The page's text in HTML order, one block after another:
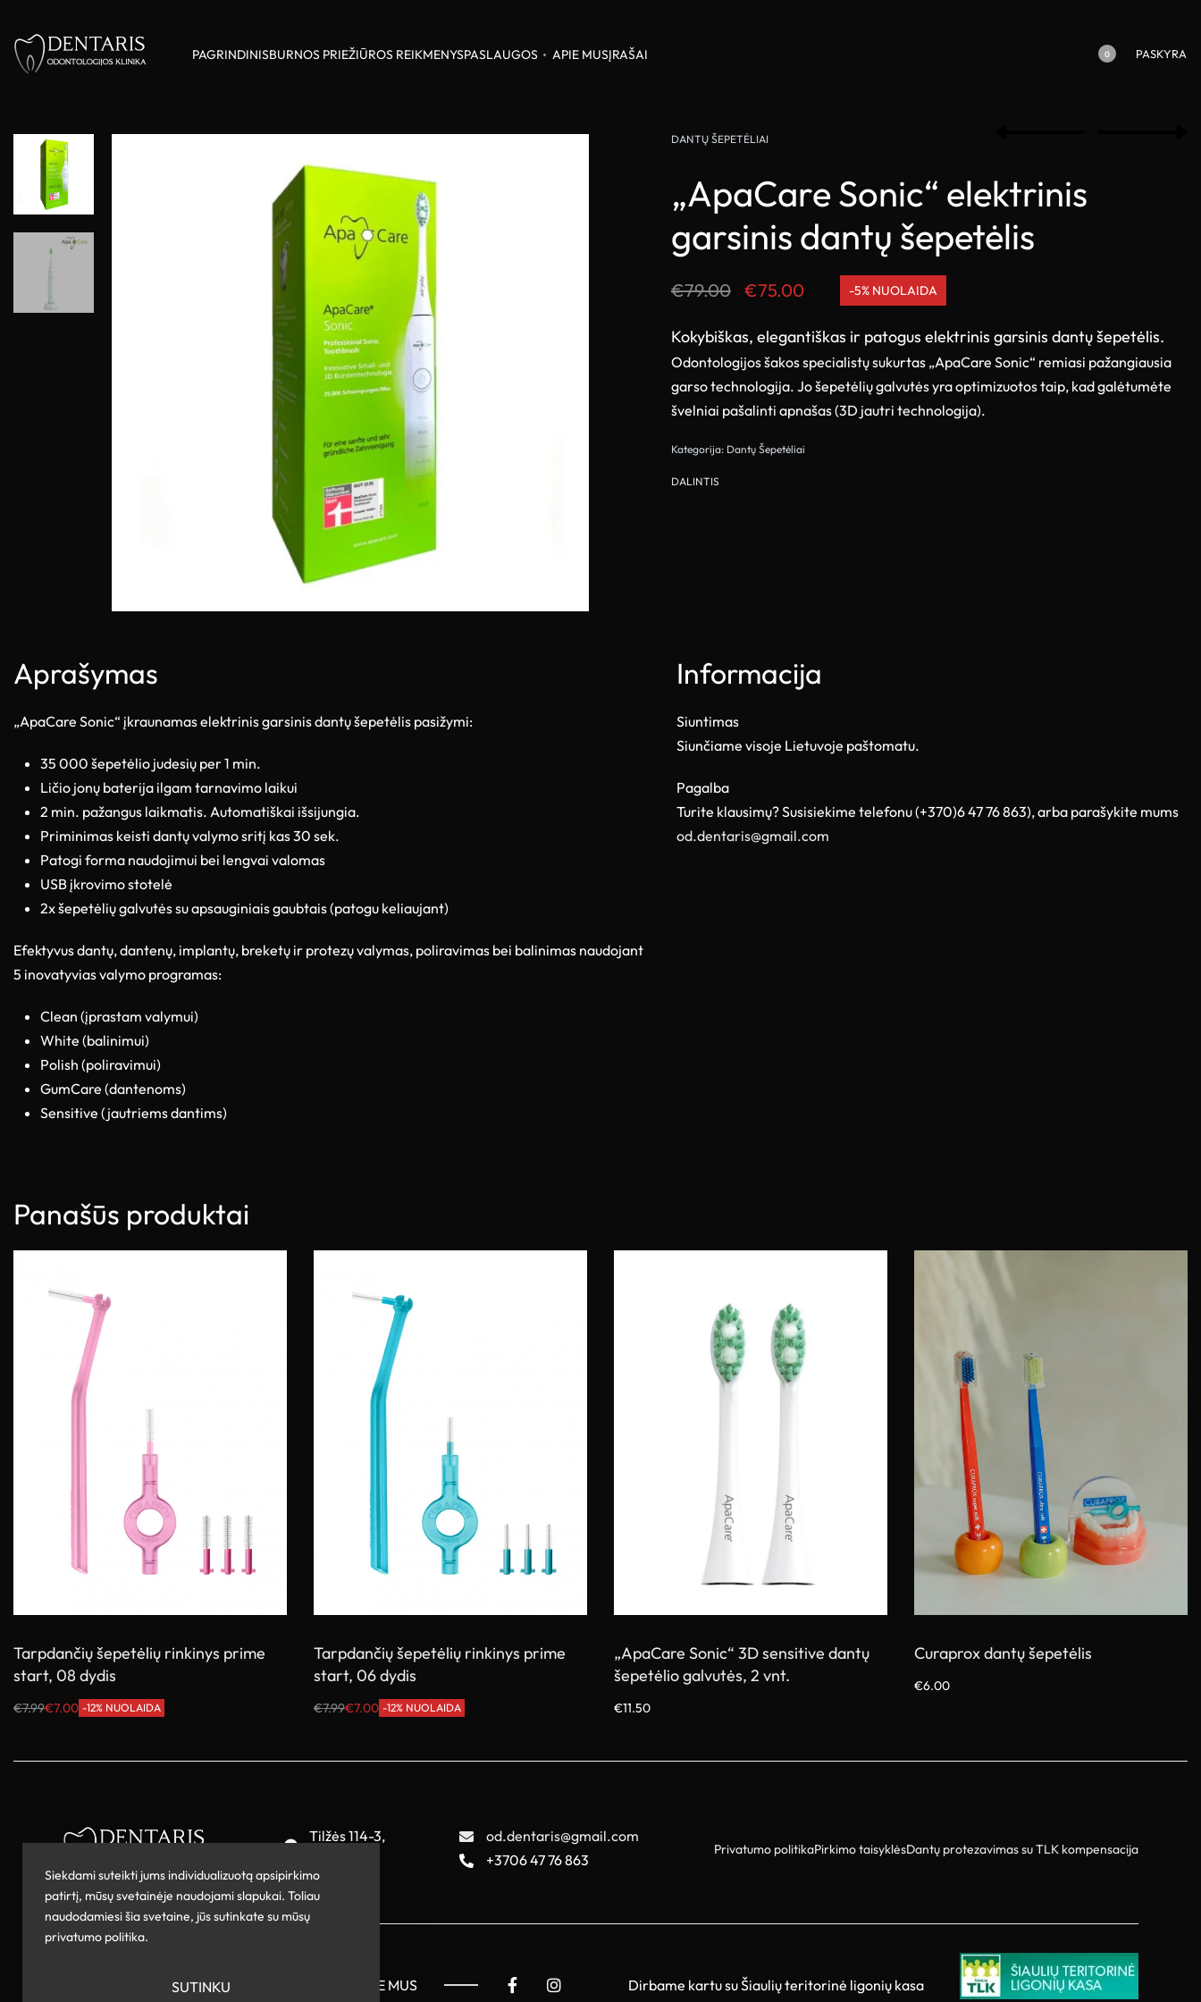
PAGRINDINISBURNOS PRIEŽIŪROS REIKMENYSPASLAUGOS APIE MUSĮRAŠAI 0 PASKYRA
DANTŲ ŠEPETĖLIAI
„ApaCare Sonic“ elektrinis
garsinis dantų šepetėlis
€79.00 €75.00 -5% NUOLAIDA
Kokybiškas, elegantiškas ir patogus elektrinis garsinis dantų šepetėlis.
Odontologijos šakos specialistų sukurtas „ApaCare Sonic“ remiasi pažangiausia
garso technologija. Jo šepetėlių galvutės yra optimizuotos taip, kad galėtumėte
švelniai pašalinti apnašas (3D jautri technologija).
Kategorija: Dantų Šepetėliai
DALINTIS
Aprašymas
„ApaCare Sonic“ įkraunamas elektrinis garsinis dantų šepetėlis pasižymi:
35 000 šepetėlio judesių per 1 min.
Ličio jonų baterija ilgam tarnavimo laikui
2 min. pažangus laikmatis. Automatiškai išsijungia.
Priminimas keisti dantų valymo sritį kas 30 sek.
Patogi forma naudojimui bei lengvai valomas
USB įkrovimo stotelė
2x šepetėlių galvutės su apsauginiais gaubtais (patogu keliaujant)
Efektyvus dantų, dantenų, implantų, breketų ir protezų valymas, poliravimas bei balinimas naudojant
5 inovatyvias valymo programas:
Clean (įprastam valymui)
White (balinimui)
Polish (poliravimui)
GumCare (dantenoms)
Sensitive (jautriems dantims)
Informacija
Siuntimas
Siunčiame visoje Lietuvoje paštomatu.
Pagalba
Turite klausimų? Susisiekime telefonu (+370)6 47 76 863), arba parašykite mums
od.dentaris@gmail.com
Panašūs produktai
Tarpdančių šepetėlių rinkinys prime
start, 08 dydis
€7.99€7.00 -12% NUOLAIDA
Tarpdančių šepetėlių rinkinys prime
start, 06 dydis
€7.99€7.00 -12% NUOLAIDA
„ApaCare Sonic“ 3D sensitive dantų
šepetėlio galvutės, 2 vnt.
€11.50
Curaprox dantų šepetėlis
€6.00
Tilžės 114-3,
od.dentaris@gmail.com
+3706 47 76 863
Privatumo politikaPirkimo taisyklėsDantų protezavimas su TLK kompensacija
© Dentaris 2026. Visos teisės saugomos SEKITE MUS Dirbame kartu su Šiaulių teritorinė ligonių kasa
Siekdami suteikti jums individualizuotą apsipirkimo
patirtį, mūsų svetainėje naudojami slapukai. Toliau
naudodamiesi šia svetaine, jūs sutinkate su mūsų
privatumo politika.
SUTINKU